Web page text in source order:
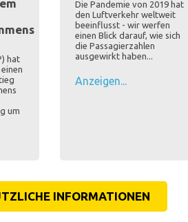
hat
um
Die Pandemie von 2019 hat
den Luftverkehr weltweit
beeinflusst - wir werfen
einen Blick darauf, wie sich
die Passagierzahlen
ausgewirkt haben...
Anzeigen...
INFORMATIONEN